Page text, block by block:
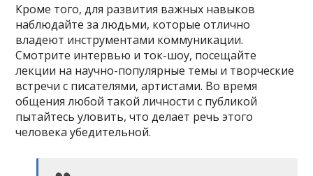
Кроме того, для развития важных навыков
наблюдайте за людьми, которые отлично
владеют инструментами коммуникации.
Смотрите интервью и ток-шоу, посещайте
лекции на научно-популярные темы и творческие
встречи с писателями, артистами. Во время
общения любой такой личности с публикой
пытайтесь уловить, что делает речь этого
человека убедительной.